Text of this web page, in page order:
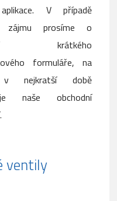
V případě
zájmu prosíme o
krátkého
formuláře, na
nejkratší době
naše obchodní
ventily